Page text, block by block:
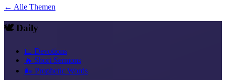
← Alle Themen
🕊️ Daily
📅 Devotions
🔥 Short Sermons
🌬️ Prophetic Words